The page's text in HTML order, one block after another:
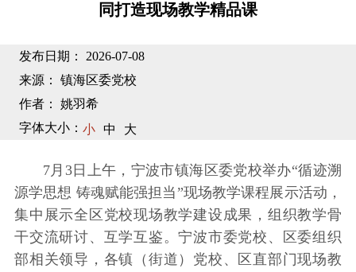
同打造现场教学精品课
发布日期： 2026-07-08
来源： 镇海区委党校
作者： 姚羽希
字体大小： 小 中 大
7月3日上午，宁波市镇海区委党校举办“循迹溯
源学思想 铸魂赋能强担当”现场教学课程展示活动，
集中展示全区党校现场教学建设成果，组织教学骨
干交流研讨、互学互鉴。宁波市委党校、区委组织
部相关领导，各镇（街道）党校、区直部门现场教